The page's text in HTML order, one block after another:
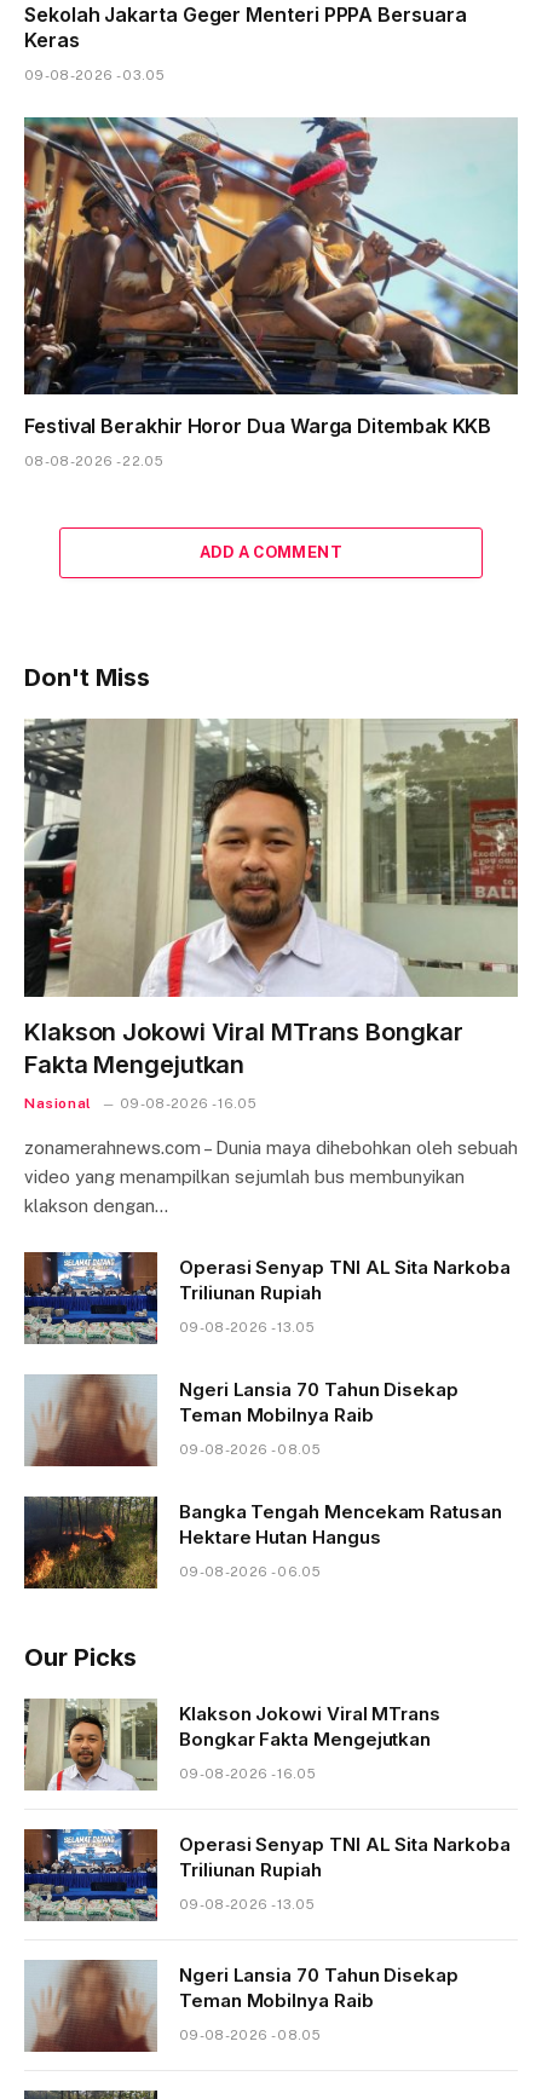
Sekolah Jakarta Geger Menteri PPPA Bersuara
Keras
09-08-2026 - 03.05
Festival Berakhir Horor Dua Warga Ditembak KKB
08-08-2026 - 22.05
ADD A COMMENT
Don't Miss
Klakson Jokowi Viral MTrans Bongkar
Fakta Mengejutkan
Nasional 09-08-2026 - 16.05
zonamerahnews.com – Dunia maya dihebohkan oleh sebuah
video yang menampilkan sejumlah bus membunyikan
klakson dengan…
Operasi Senyap TNI AL Sita Narkoba
Triliunan Rupiah
09-08-2026 - 13.05
Ngeri Lansia 70 Tahun Disekap
Teman Mobilnya Raib
09-08-2026 - 08.05
Bangka Tengah Mencekam Ratusan
Hektare Hutan Hangus
09-08-2026 - 06.05
Our Picks
Klakson Jokowi Viral MTrans
Bongkar Fakta Mengejutkan
09-08-2026 - 16.05
Operasi Senyap TNI AL Sita Narkoba
Triliunan Rupiah
09-08-2026 - 13.05
Ngeri Lansia 70 Tahun Disekap
Teman Mobilnya Raib
09-08-2026 - 08.05